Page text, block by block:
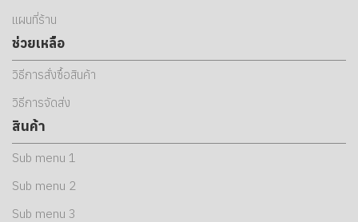
แผนที่ร้าน
ช่วยเหลือ
วิธีการสั่งซื้อสินค้า
วิธีการจัดส่ง
สินค้า
Sub menu 1
Sub menu 2
Sub menu 3